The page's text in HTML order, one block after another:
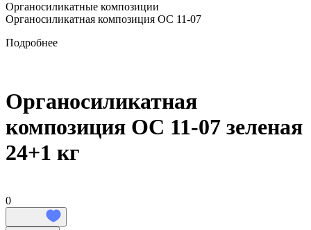
Органосиликатные композиции
Органосиликатная композиция ОС 11-07
Подробнее
Органосиликатная
композиция ОС 11-07 зеленая
24+1 кг
0